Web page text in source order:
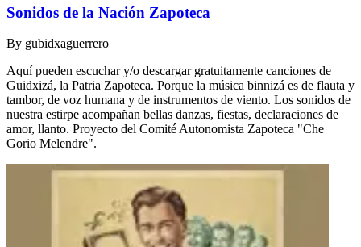
Sonidos de la Nación Zapoteca
By gubidxaguerrero
Aquí pueden escuchar y/o descargar gratuitamente canciones de
Guidxizá, la Patria Zapoteca. Porque la música binnizá es de flauta y
tambor, de voz humana y de instrumentos de viento. Los sonidos de
nuestra estirpe acompañan bellas danzas, fiestas, declaraciones de
amor, llanto. Proyecto del Comité Autonomista Zapoteca "Che
Gorio Melendre".